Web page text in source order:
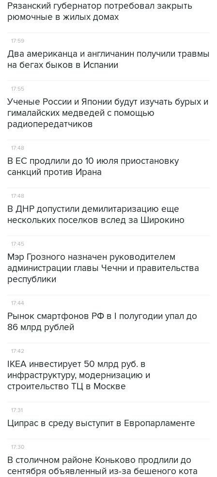
Рязанский губернатор потребовал закрыть
рюмочные в жилых домах
17:59
Два американца и англичанин получили травмы
на бегах быков в Испании
17:55
Ученые России и Японии будут изучать бурых и
гималайских медведей с помощью
радиопередатчиков
17:48
В ЕС продлили до 10 июля приостановку
санкций против Ирана
17:48
В ДНР допустили демилитаризацию еще
нескольких поселков вслед за Широкино
17:45
Мэр Грозного назначен руководителем
администрации главы Чечни и правительства
республики
17:44
Рынок смартфонов РФ в I полугодии упал до
86 млрд рублей
17:42
IKEA инвестирует 50 млрд руб. в
инфраструктуру, модернизацию и
строительство ТЦ в Москве
17:31
Ципрас в среду выступит в Европарламенте
17:30
В столичном районе Коньково продлили до
сентября объявленный из-за бешеного кота